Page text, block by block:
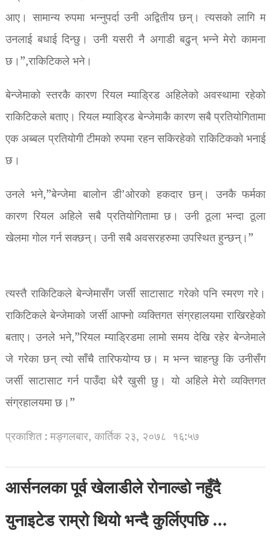
आए। सामान्य रुपमा भन्नुपर्दा उनी अद्वितीय छन्। त्यसको लागि म
उनलाई बधाई दिन्छु। उनी यसरी नै अगाडी बढुन् भन्ने मेरो कामना
छ।”,राकिटिकले भने।
बेन्जेमाको स्तरकै कारण रियल म्याड्रिड अहिलेको अवस्थामा रहेको
राकिटिकले बताए। रियल म्याड्रिड बेन्जेमाकै कारण सबै प्रतियोगितामा
एक अब्बल प्रतियोगी टीमको रुपमा रहन सकिरहेको राकिटिकको भनाई
छ।
उनले भने,”बेन्जेमा बालोन डी’ओरको हकदार छन्। उनकै फर्मका
कारण रियल अहिले सबै प्रतियोगितामा छ। उनी ठूला भन्दा ठूला
खेलमा गोल गर्न सक्छन्। उनी सबै अवसरहरुमा उपस्थित हुन्छन्।” ​
त्यस्तै राकिटिकले बेन्जेमासँग जर्सी साटासाट गरेको पनि स्मरण गरे।
राकिटिकले बेन्जेमाको जर्सी आफ्नो व्यक्तिगत संग्रहालयमा राखिरहेको
बताए। उनले भने,”रियल म्याड्रिडमा लामो समय देखि रहेर बेन्जेमाले
जे गरेका छन् त्यो साँचै तारिफयोग्य छ। म भन्न चाहन्छु कि उनीसँग
जर्सी साटासाट गर्न पाउँदा धेरै खुसी छु। यो अहिले मेरो व्यक्तिगत
संग्रहालयमा छ।”
प्रकाशित : मङ्गलबार, कार्तिक २३, २०७८ १६:५७
आर्सनलका पूर्व खेलाडीले रोनाल्डो नहुँदै
युनाइटेड राम्रो थियो भन्दै कुर्लिएपछि …